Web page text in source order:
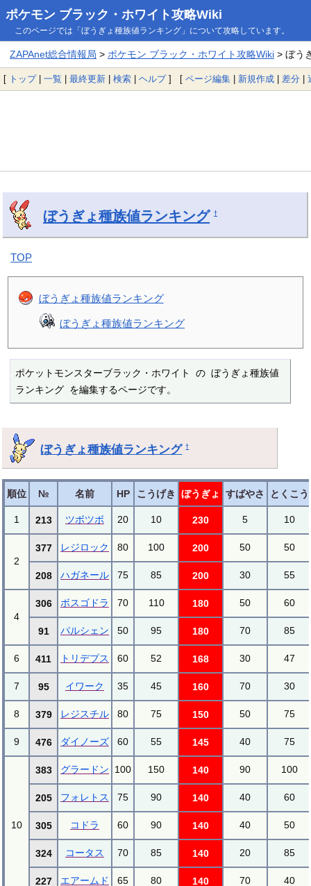
ポケモン ブラック・ホワイト攻略Wiki
このページでは「ぼうぎょ種族値ランキング」について攻略しています。
ZAPAnet総合情報局 > ポケモン ブラック・ホワイト攻略Wiki> ぼう
[ トップ| 一覧 | 最終更新 | 検索 | ヘルプ] [ ページ編集 | 新規作成 | 差分 |
ぼうぎょ種族値ランキング †
TOP
ぼうぎょ種族値ランキング
ぼうぎょ種族値ランキング
ポケットモンスターブラック・ホワイト の ぼうぎょ種族値
ランキング を編集するページです。
ぼうぎょ種族値ランキング †
順位 № 名前 HP こうげき ぼうぎょ すばやさ とくこう
1 213 ツボツボ 20 10 230 5 10
2
377 レジロック 80 100 200 50 50
208 ハガネール 75 85 200 30 55
4
306 ボスゴドラ 70 110 180 50 60
91 パルシェン 50 95 180 70 85
6 411 トリデプス 60 52 168 30 47
7 95 イワーク 35 45 160 70 30
8 379 レジスチル 80 75 150 50 75
9 476 ダイノーズ 60 55 145 40 75
10
383 グラードン 100 150 140 90 100
205 フォレトス 75 90 140 40 60
305 コドラ 60 90 140 40 50
324 コータス 70 85 140 20 85
227 エアームド 65 80 140 70 40